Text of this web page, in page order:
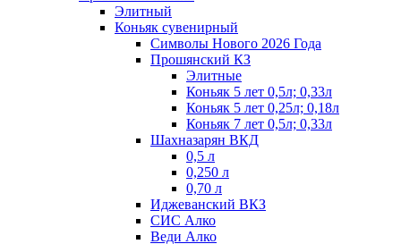
Элитный
Коньяк сувенирный
Символы Нового 2026 Года
Прошянский КЗ
Элитные
Коньяк 5 лет 0,5л; 0,33л
Коньяк 5 лет 0,25л; 0,18л
Коньяк 7 лет 0,5л; 0,33л
Шахназарян ВКД
0,5 л
0,250 л
0,70 л
Иджеванский ВКЗ
СИС Алко
Веди Алко